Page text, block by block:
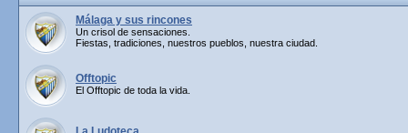
Málaga y sus rincones
Un crisol de sensaciones.
Fiestas, tradiciones, nuestros pueblos, nuestra ciudad.
Offtopic
El Offtopic de toda la vida.